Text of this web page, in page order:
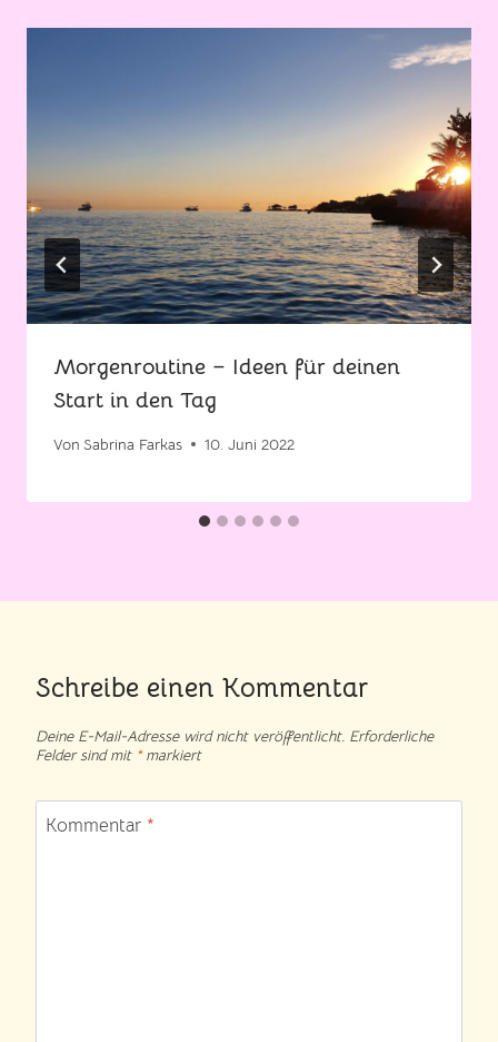
Morgenroutine – Ideen für deinen
Start in den Tag
Von Sabrina Farkas 10. Juni 2022
Schreibe einen Kommentar
Deine E-Mail-Adresse wird nicht veröffentlicht. Erforderliche
Felder sind mit *markiert
Kommentar *